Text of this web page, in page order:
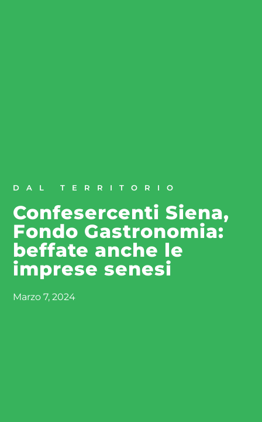
DAL TERRITORIO
Confesercenti Siena,
Fondo Gastronomia:
beffate anche le
imprese senesi
Marzo 7, 2024